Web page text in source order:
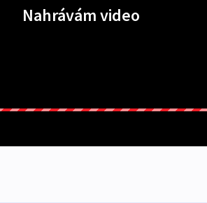
Nahrávám video